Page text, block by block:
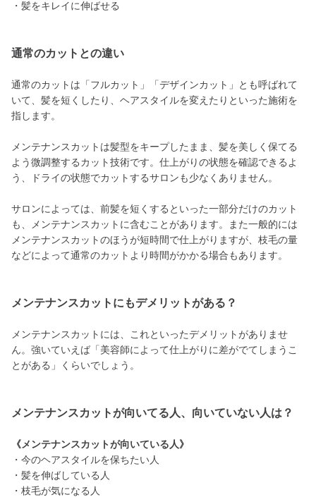
・髪をキレイに伸ばせる
通常のカットとの違い
通常のカットは「フルカット」「デザインカット」とも呼ばれて
いて、髪を短くしたり、ヘアスタイルを変えたりといった施術を
指します。
メンテナンスカットは髪型をキープしたまま、髪を美しく保てる
よう微調整するカット技術です。仕上がりの状態を確認できるよ
う、ドライの状態でカットするサロンも少なくありません。
サロンによっては、前髪を短くするといった一部分だけのカット
も、メンテナンスカットに含むことがあります。また一般的には
メンテナンスカットのほうが短時間で仕上がりますが、枝毛の量
などによって通常のカットより時間がかかる場合もあります。
メンテナンスカットにもデメリットがある？
メンテナンスカットには、これといったデメリットがありませ
ん。強いていえば「美容師によって仕上がりに差がでてしまうこ
とがある」くらいでしょう。
メンテナンスカットが向いてる人、向いていない人は？
《メンテナンスカットが向いている人》
・今のヘアスタイルを保ちたい人
・髪を伸ばしている人
・枝毛が気になる人